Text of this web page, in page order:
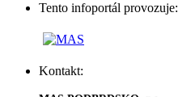
Tento infoportál provozuje:
Kontakt: